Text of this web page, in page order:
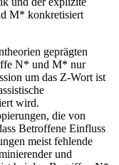
M* konkretisiert
geprägten
N* und M* nur
um das Z-Wort ist
wird.
die von
Betroffene Einfluss
meist fehlende
und